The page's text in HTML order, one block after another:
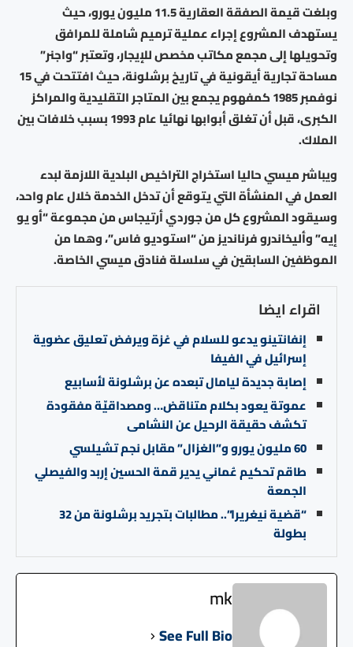
وبلغت قيمة الصفقة العقارية 11.5 مليون يورو، حيث
يستهدف المشروع إجراء عملية ترميم شاملة للمرافق
وتحويلها إلى مجمع مكاتب مخصص للإيجار، وتعتبر “واجنر”
مساحة تجارية أيقونية في تاريخ برشلونة، حيث افتتحت في 15
نوفمبر 1985 كمفهوم يجمع بين المتاجر التقليدية والمراكز
الكبرى، قبل أن تغلق أبوابها نهائيا عام 1993 بسبب خلافات بين
الملاك.
ويباشر ميسي حاليا استخراج التراخيص البلدية اللازمة لبدء
العمل في المنشأة التي يتوقع أن تدخل الخدمة خلال عام واحد،
وسيقود المشروع كل من جوردي أرتيجاس من مجموعة “أو يو
إيه” وأليخاندرو فرنانديز من “استوديو فاس”، وهما من
الموظفين السابقين في سلسلة فنادق ميسي الخاصة.
اقراء ايضا
إنفانتينو يدعو للسلام في غزة ويرفض تعليق عضوية
إسرائيل في الفيفا
إصابة جديدة ليامال تبعده عن برشلونة لأسابيع
عموتة يعود بكلام متناقض… ومصداقيّة مفقودة
تكشف حقيقة الرحيل عن النشامى
60 مليون يورو و”الغزال” مقابل نجم تشيلسي
طاقم تحكيم عُماني يدير قمة الحسين إربد والفيصلي
الجمعة
“قضية نيغريرا”.. مطالبات بتجريد برشلونة من 32
بطولة
mk
See Full Bio